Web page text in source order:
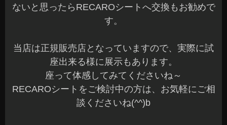
ないと思ったらRECAROシートへ交換もお勧めで
す。
当店は正規販売店となっていますので、実際に試
座出来る様に展示もあります。
座って体感してみてくださいね～
RECAROシートをご検討中の方は、お気軽にご相
談くださいね(^^)b